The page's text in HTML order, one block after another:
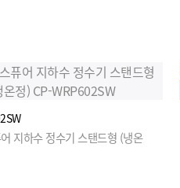
지하수 정수기 스탠드형 (냉온